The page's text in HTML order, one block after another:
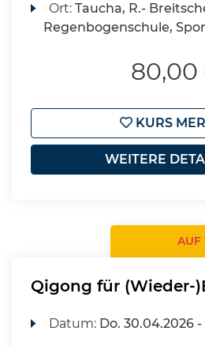
Ort:Taucha, R.-
Regenbogenschule,
KURS
WEITERE
AUF
Qigong für (Wieder-
Datum: Do. 30.04.2026 -